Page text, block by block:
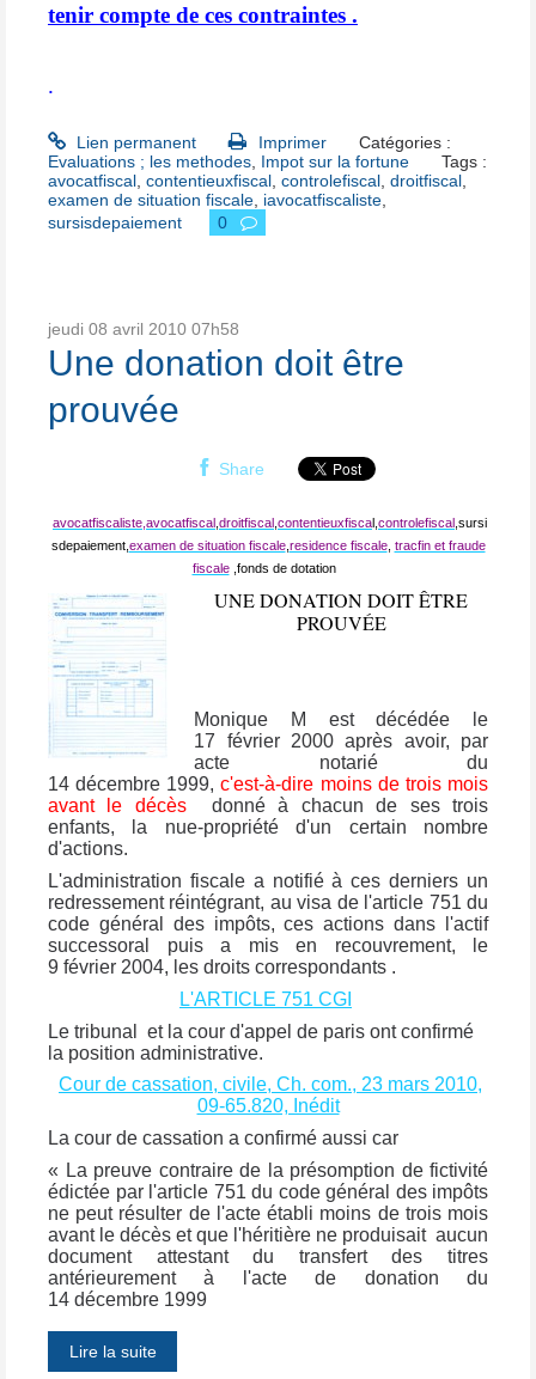
tenir compte de ces contraintes .
.
Lien permanent Imprimer
Catégories :
Evaluations ; les methodes Impot sur la fortune
Tags :
avocatfiscal contentieuxfiscal controlefiscal droitfiscal
examen de situation fiscale iavocatfiscaliste
sursisdepaiement
0
jeudi 08 avril 2010 07h58
Une donation doit être
prouvée
Share
avocatfiscaliste, avocatfiscal droitfiscal contentieuxfisca controlefiscal ,sursi
sdepaiement, examen de situation fiscale, residence fiscale, tracfin et fraude
fiscale,fonds de dotation
UNE DONATION DOIT ÊTRE
PROUVÉE
Monique M est décédée le
17 février 2000 après avoir, par
acte notarié du
14 décembre 1999,c'est-à-dire moins de trois mois
avant le décès
donné à chacun de ses trois
enfants, la nue-propriété d'un certain nombre
d'actions.
L'administration fiscale a notifié à ces derniers un
redressement réintégrant, au visa de l'article 751 du
code général des impôts, ces actions dans l'actif
successoral puis a mis en recouvrement, le
9 février 2004, les droits correspondants .
L'ARTICLE 751 CGI
Le tribunal et la cour d'appel de paris ont confirmé
la position administrative.
Cour de cassation, civile, Ch. com., 23 mars 2010,
09-65.820, Inédit
La cour de cassation a confirmé aussi car
« La preuve contraire de la présomption de fictivité
édictée par l'article 751 du code général des impôts
ne peut résulter de l'acte établi moins de trois mois
avant le décès et que l'héritière ne produisait aucun
document attestant du transfert des titres
antérieurement à l'acte de donation du
14 décembre 1999
Lire la suite